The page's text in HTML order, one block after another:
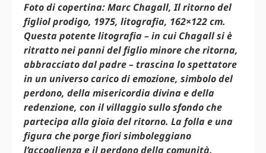
Foto di copertina: Marc Chagall, Il ritorno del
figliol prodigo, 1975, litografia, 162×122 cm.
Questa potente litografia – in cui Chagall si è
ritratto nei panni del figlio minore che ritorna,
abbracciato dal padre – trascina lo spettatore
in un universo carico di emozione, simbolo del
perdono, della misericordia divina e della
redenzione, con il villaggio sullo sfondo che
partecipa alla gioia del ritorno. La folla e una
figura che porge fiori simboleggiano
l’accoglienza e il perdono della comunità.